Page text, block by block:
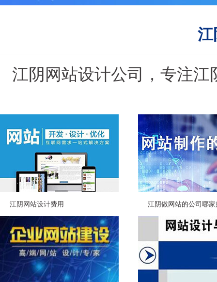
江
江阴网站设计公司，专注
江阴网站设计费用 江阴做网站的公司哪家